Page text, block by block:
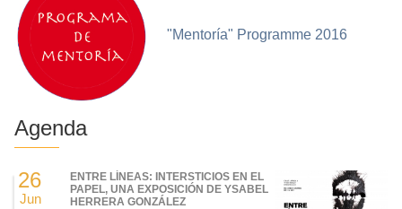
"Mentoría" Programme 2016
Agenda
26
Jun
ENTRE LÍNEAS: INTERSTICIOS EN EL
PAPEL, UNA EXPOSICIÓN DE YSABEL
HERRERA GONZÁLEZ